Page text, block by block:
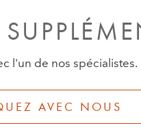
l'un de nos spécialistes.
AVEC NOUS